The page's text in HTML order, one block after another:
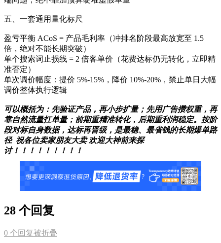
五、一套通用量化标尺
盈亏平衡 ACoS = 产品毛利率（冲排名阶段最高放宽至 1.5
倍，绝对不能长期突破）
单个搜索词止损线 = 2 倍客单价（花费达标仍无转化，立即精
准否定）
单次调价幅度：提价 5%-15%，降价 10%-20%，禁止单日大幅
调价整体执行逻辑
可以概括为：先验证产品，再小步扩量；先用广告攒权重，再
靠自然流量扛单量；前期重精准转化，后期重利润稳定。按阶
段对标自身数据，达标再晋级，是最稳、最省钱的长期爆单路
径 祝各位卖家朋友大卖 欢迎大神前来探
讨！！！！！！！！！
28 个回复
0 个回复被折叠